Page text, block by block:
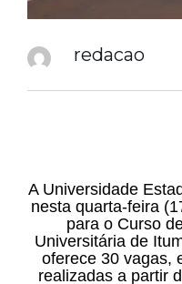
redacao
A Universidade
nesta quarta-feira
para o Curso
Universitária de
oferece 30 vagas,
realizadas a partir